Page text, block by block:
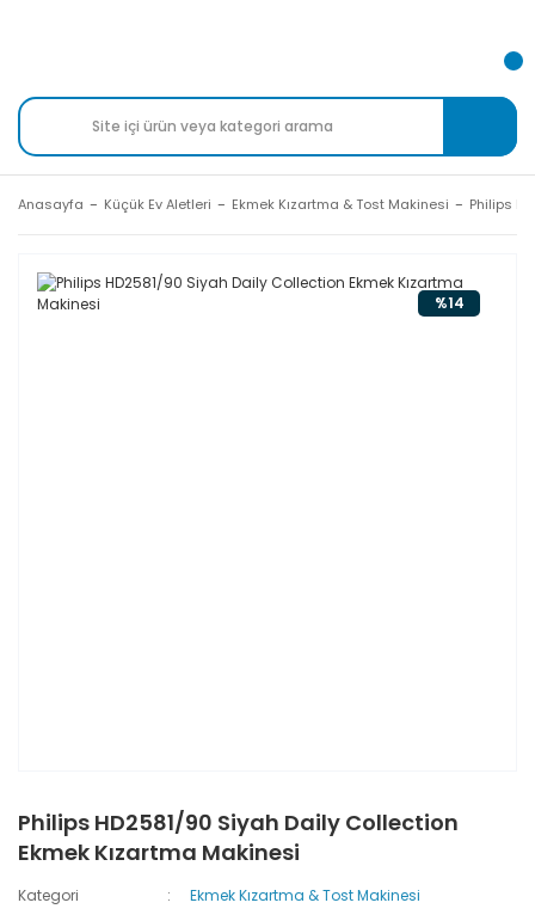
Anasayfa Küçük Ev Aletleri Ekmek Kızartma & Tost Makinesi Philips
%14
Philips HD2581/90 Siyah Daily Collection
Ekmek Kızartma Makinesi
Kategori
Ekmek Kızartma & Tost Makinesi